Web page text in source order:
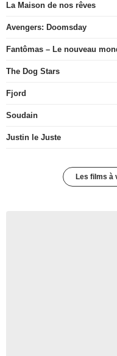
La Maison de nos rêves
Avengers: Doomsday
Fantômas – Le nouveau
The Dog Stars
Fjord
Soudain
Justin le Juste
Les films à